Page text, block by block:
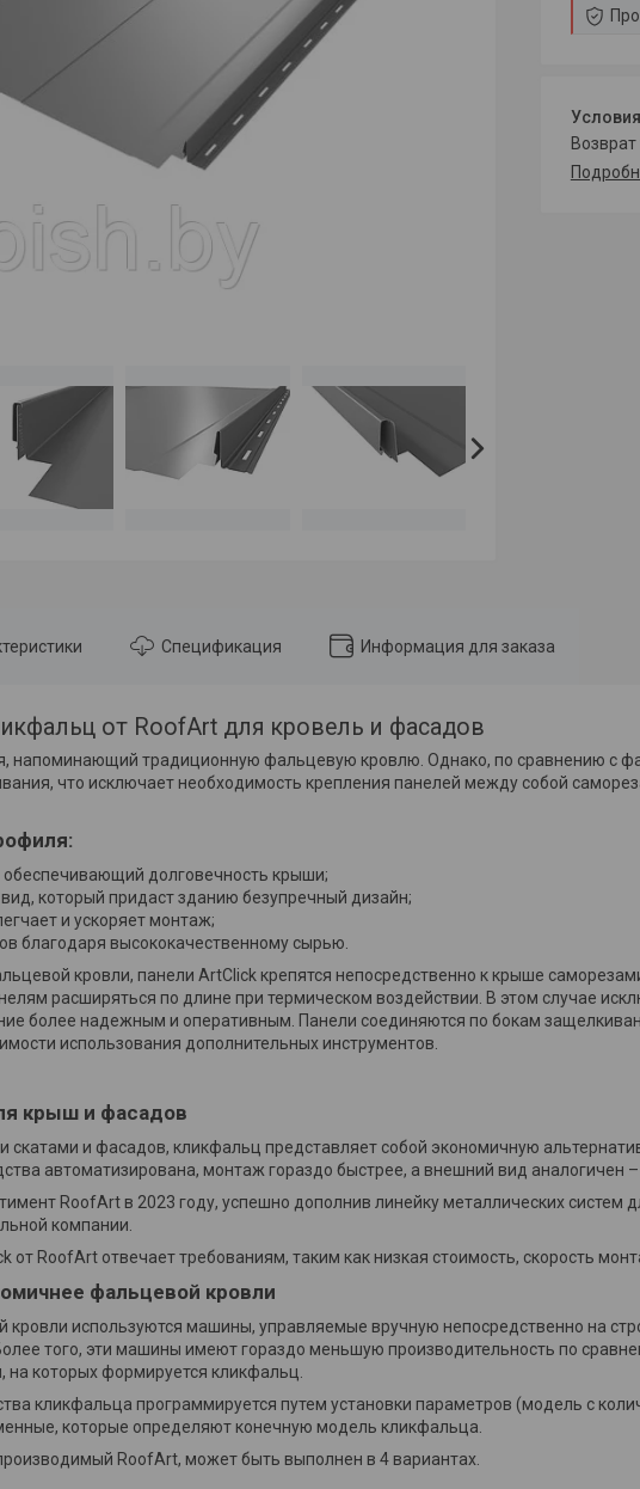
Спецификация Информация для заказа
от RoofArt для кровель и фасадов
напоминающий традиционную фальцевую кровлю. Однако, по сравнению с
что исключает необходимость крепления панелей между собой
долговечность крыши;
который придаст зданию безупречный дизайн;
и ускоряет монтаж;
благодаря высококачественному сырью.
кровли, панели ArtClick крепятся непосредственно к крыше
расширяться по длине при термическом воздействии. В этом случае
более надежным и оперативным. Панели соединяются по бокам
использования дополнительных инструментов.
крыш и фасадов
скатами и фасадов, кликфальц представляет собой экономичную
автоматизирована, монтаж гораздо быстрее, а внешний вид аналогичен
RoofArt в 2023 году, успешно дополнив линейку металлических систем
компании.
от RoofArt отвечает требованиям, таким как низкая стоимость, скорость
фальцевой кровли
используются машины, управляемые вручную непосредственно на
того, эти машины имеют гораздо меньшую производительность по
которых формируется кликфальц.
кликфальца программируется путем установки параметров (модель с
которые определяют конечную модель кликфальца.
RoofArt, может быть выполнен в 4 вариантах.